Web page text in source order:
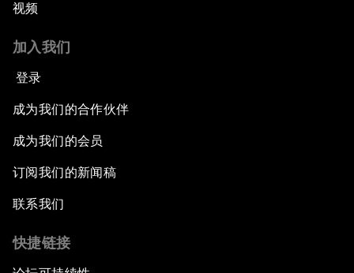
视频
加入我们
登录
成为我们的合作伙伴
成为我们的会员
订阅我们的新闻稿
联系我们
快捷链接